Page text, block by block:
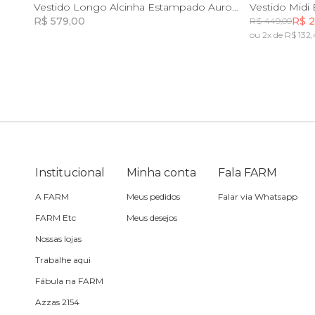
M G
Vestido Longo Alcinha Estampado Aurora
R$ 579,00
PP
R$ 449,00R$
ou 2x de R$
Institucional
A FARM
FARM Etc
Nossas lojas
Trabalhe aqui
Fábula na FARM
Azzas 2154
Minha conta
Meus pedidos
Meus desejos
Fala FARM
Falar via Whatsapp